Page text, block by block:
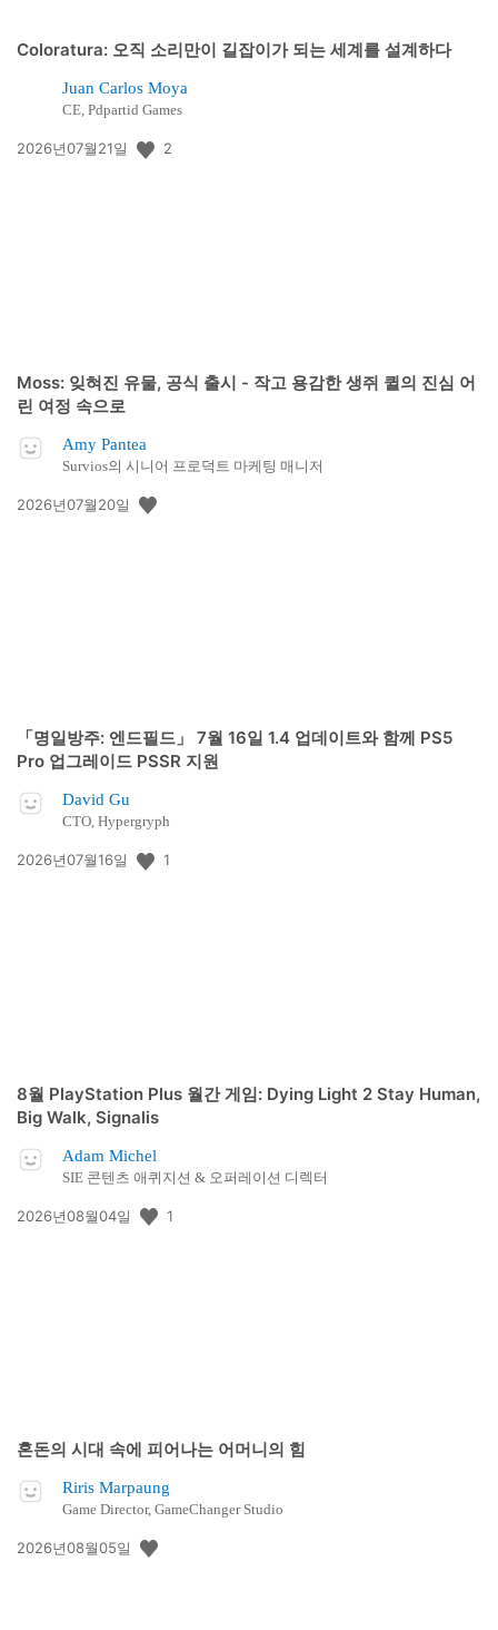
Coloratura: 오직 소리만이 길잡이가 되는 세계를 설계하다
Juan Carlos Moya
CE, Pdpartid Games
공
2026년07월21일 2
Moss: 잊혀진 유물, 공식 출시 - 작고 용감한 생쥐 퀼의 진심 어
린 여정 속으로
Amy Pantea
Survios의 시니어 프로덕트 마케팅 매니저
공
2026년07월20일
「명일방주: 엔드필드」 7월 16일 1.4 업데이트와 함께 PS5
Pro 업그레이드 PSSR 지원
David Gu
CTO, Hypergryph
공
2026년07월16일 1
8월 PlayStation Plus 월간 게임: Dying Light 2 Stay Human,
Big Walk, Signalis
Adam Michel
SIE 콘텐츠 애퀴지션 & 오퍼레이션 디렉터
공
2026년08월04일 1
혼돈의 시대 속에 피어나는 어머니의 힘
Riris Marpaung
Game Director, GameChanger Studio
공
2026년08월05일